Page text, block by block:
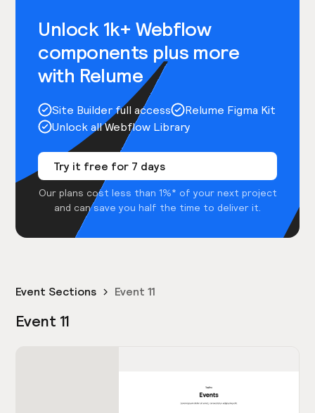
Unlock 1k+ Webflow
components plus more
with Relume
Site Builder full access
Relume Figma Kit
Unlock all Webflow Library
Try it free for 7 days
Our plans cost less than 1%* of your next project
and can save you half the time to deliver it.
Event Sections Event 11
Event 11